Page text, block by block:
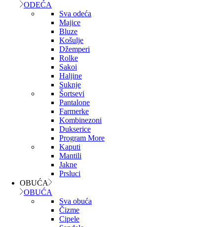
ODEĆA
Sva odeća
Majice
Bluze
Košulje
Džemperi
Rolke
Sakoi
Haljine
Suknje
Šortsevi
Pantalone
Farmerke
Kombinezoni
Dukserice
Program More
Kaputi
Mantili
Jakne
Prsluci
OBUĆA
OBUĆA
Sva obuća
Čizme
Cipele